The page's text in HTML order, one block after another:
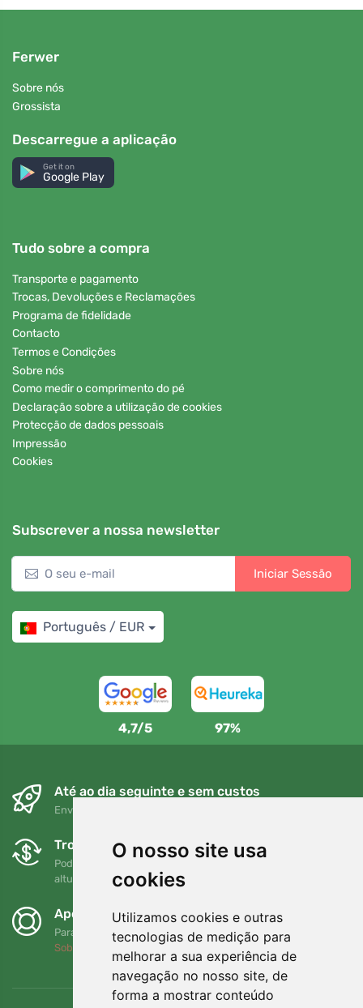
O nosso site usa
cookies
Utilizamos cookies e outras
tecnologias de medição para
melhorar a sua experiência de
navegação no nosso site, de
forma a mostrar conteúdo
Ferwer
Sobre nós
Grossista
Descarregue a aplicação
Get it on
Google Play
Tudo sobre a compra
Transporte e pagamento
Trocas, Devoluções e Reclamações
Programa de fidelidade
Contacto
Termos e Condições
Sobre nós
Como medir o comprimento do pé
Declaração sobre a utilização de cookies
Protecção de dados pessoais
Impressão
Cookies
Subscrever a nossa newsletter
Iniciar Sessão
Português / EUR
4,7/5 97%
Até ao dia seguinte e sem custos
Envio gratuito para encomendas superiores a 80 EUR
Trocas e devoluções gratuitas
Pode devolver ou trocar a sua encomenda em qualquer
altura no prazo de 90 dias
Apoiamos a Trees.org
Para cada encomenda plantamos uma árvore! Leia mais
Sobre nós